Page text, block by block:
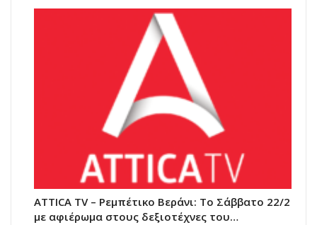
ATTICA TV – Ρεμπέτικο Βεράνι: Το Σάββατο 22/2
με αφιέρωμα στους δεξιοτέχνες του…